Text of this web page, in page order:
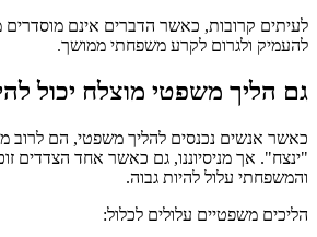
לעיתים קרובות, כאשר הדברים אינם
להעמיק ולגרום לקרע משפחתי ממושך.
גם הליך משפטי מוצלח יכול
כאשר אנשים נכנסים להליך משפטי, הם לרוב
"ינצח". אך מניסיוננו, גם כאשר אחד הצדדים
והמשפחתי עלול להיות גבוה.
הליכים משפטיים עלולים לכלול: